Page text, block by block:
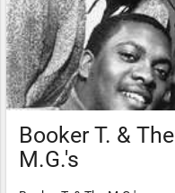
Booker T. & The
M.G.'s